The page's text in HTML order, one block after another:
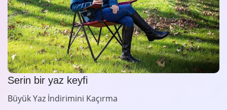
Serin bir yaz keyfi
Büyük Yaz İndirimini Kaçırma